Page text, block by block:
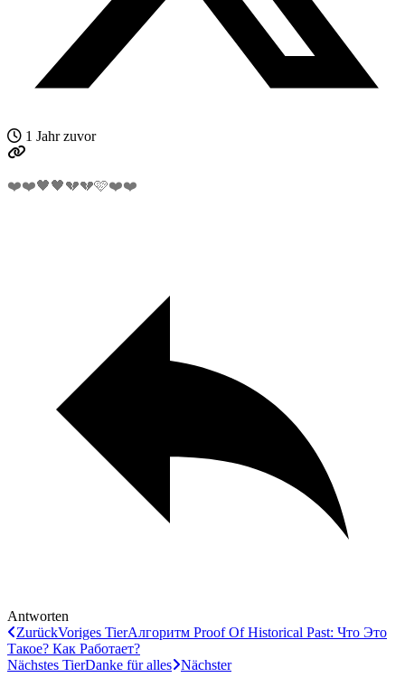
1 Jahr zuvor
❤️❤️🖤🖤💔💔🩷❤️❤️
Antworten
ZurückVoriges TierАлгоритм Proof Of Historical Past: Что Это
Такое? Как Работает?
Nächstes TierDanke für alles Nächster